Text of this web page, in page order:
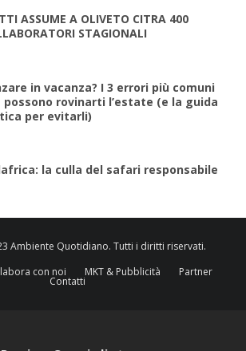
ASSUME A OLIVETO CITRA 400
STAGIONALI
in vacanza? I 3 errori più comuni
possono rovinarti l’estate (e la guida
per evitarli)
la culla del safari responsabile
Ambiente Quotidiano. Tutti i diritti riservati.
con noi MKT & Pubblicità Partner
Contatti